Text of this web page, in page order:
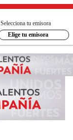
Selecciona tu emisora
Elige tu emisora